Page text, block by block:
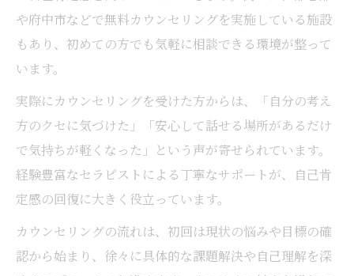
や府中市などで無料カウンセリングを実施している施設
もあり、初めての方でも気軽に相談できる環境が整って
います。
実際にカウンセリングを受けた方からは、「自分の考え
方のクセに気づけた」「安心して話せる場所があるだけ
で気持ちが軽くなった」という声が寄せられています。
経験豊富なセラピストによる丁寧なサポートが、自己肯
定感の回復に大きく役立っています。
カウンセリングの流れは、初回は現状の悩みや目標の確
認から始まり、徐々に具体的な課題解決や自己理解を深